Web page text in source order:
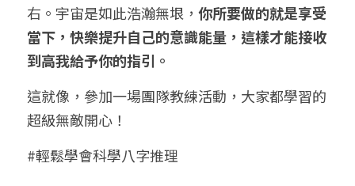
右。宇宙是如此浩瀚無垠， 你所要做的就是享受
當下，快樂提升自己的意識能量，這樣才能接收
到高我給予你的指引。
這就像，參加一場團隊教練活動，大家都學習的
超級無敵開心！
#輕鬆學會科學八字推理